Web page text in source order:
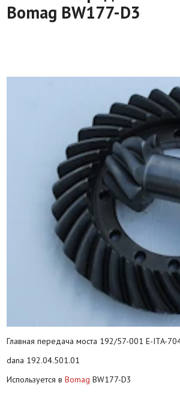
Bomag BW177-D3
Главная передача моста 192/57-001 E-ITA-
dana 192.04.501.01
Используется в Bomag BW177-D3